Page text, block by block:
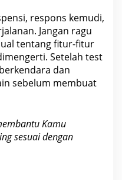
respons kemudi,
Jangan ragu
tentang fitur-fitur
Setelah test
berkendara dan
sebelum membuat
Kamu
sesuai dengan